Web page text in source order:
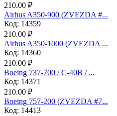
210.00 ₽
Airbus A350-900 (ZVEZDA #...
Код: 14359
210.00 ₽
Airbus A350-1000 (ZVEZDA ...
Код: 14360
210.00 ₽
Boeing 737-700 / C-40B / ...
Код: 14371
210.00 ₽
Boeing 757-200 (ZVEZDA #7...
Код: 14413